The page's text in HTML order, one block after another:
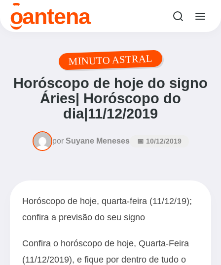
oantena
MINUTO ASTRAL
Horóscopo de hoje do signo
Áries| Horóscopo do
dia|11/12/2019
por Suyane Meneses 📅 10/12/2019
Horóscopo de hoje, quarta-feira (11/12/19);
confira a previsão do seu signo
Confira o horóscopo de hoje, Quarta-Feira
(11/12/2019), e fique por dentro de tudo o